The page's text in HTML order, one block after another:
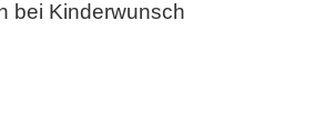
bei Kinderwunsch